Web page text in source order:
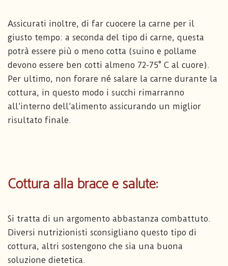
Assicurati inoltre, di far cuocere la carne per il
giusto tempo: a seconda del tipo di carne, questa
potrà essere più o meno cotta (suino e pollame
devono essere ben cotti almeno 72-75° C al cuore).
Per ultimo, non forare né salare la carne durante la
cottura, in questo modo i succhi rimarranno
all’interno dell’alimento assicurando un miglior
risultato finale.
Cottura alla brace e salute:
Si tratta di un argomento abbastanza combattuto.
Diversi nutrizionisti sconsigliano questo tipo di
cottura, altri sostengono che sia una buona
soluzione dietetica.